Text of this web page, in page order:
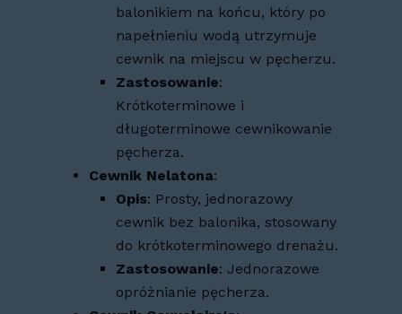
balonikiem na końcu, który po
napełnieniu wodą utrzymuje
cewnik na miejscu w pęcherzu.
Zastosowanie:
Krótkoterminowe i
długoterminowe cewnikowanie
pęcherza.
Cewnik Nelatona:
Opis: Prosty, jednorazowy
cewnik bez balonika, stosowany
do krótkoterminowego drenażu.
Zastosowanie: Jednorazowe
opróżnianie pęcherza.